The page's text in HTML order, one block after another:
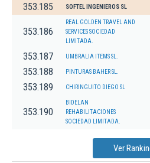
353.185 SOFTEL INGENIEROS SL
353.186
REAL GOLDEN TRAVEL AND
SERVICES SOCIEDAD
LIMITADA.
353.187 UMBRALIA ITEMS SL.
353.188 PINTURAS BAHER SL.
353.189 CHIRINGUITO DIEGO SL
353.190
BIDELAN
REHABILITACIONES
SOCIEDAD LIMITADA.
Ver